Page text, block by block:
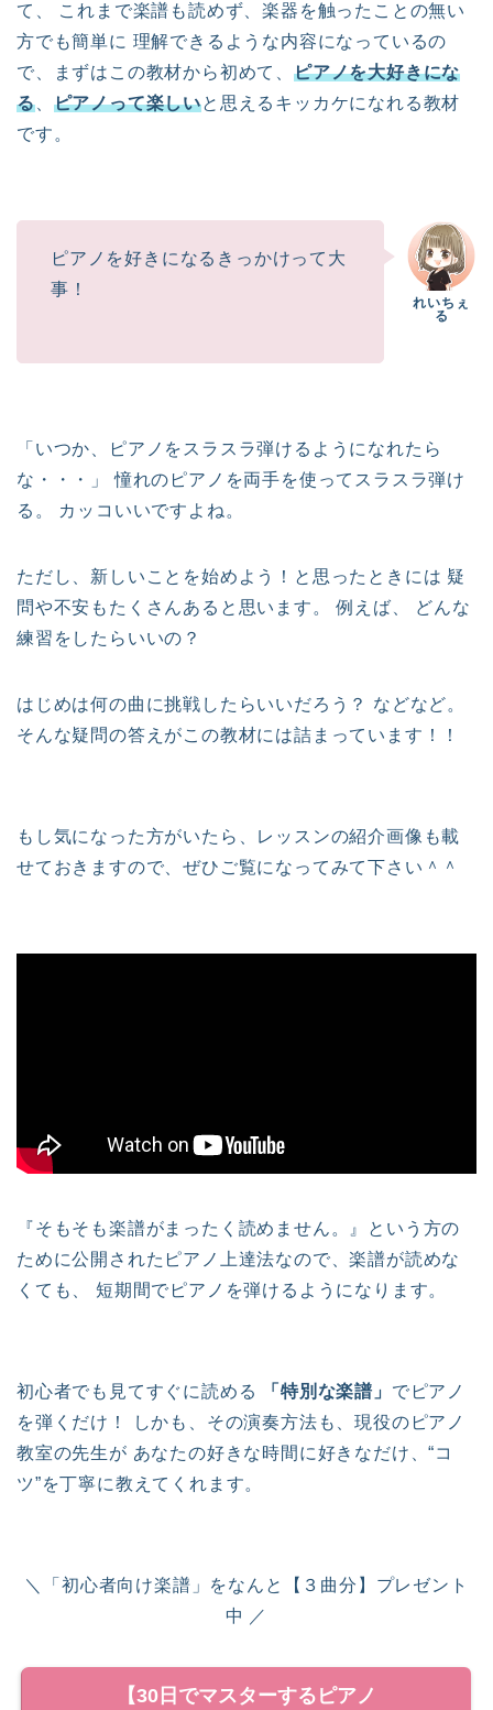
て、 これまで楽譜も読めず、楽器を触ったことの無い
方でも簡単に 理解できるような内容になっているの
で、まずはこの教材から初めて、ピアノを大好きにな
る、 ピアノって楽しいと思えるキッカケになれる教材
です。
ピアノを好きになるきっかけって大
事！
「いつか、ピアノをスラスラ弾けるようになれたら
な・・・」 憧れのピアノを両手を使ってスラスラ弾け
る。 カッコいいですよね。
ただし、新しいことを始めよう！と思ったときには 疑
問や不安もたくさんあると思います。 例えば、 どんな
練習をしたらいいの？
はじめは何の曲に挑戦したらいいだろう？ などなど。
そんな疑問の答えがこの教材には詰まっています！！
もし気になった方がいたら、レッスンの紹介画像も載
せておきますので、ぜひご覧になってみて下さい＾＾
『そもそも楽譜がまったく読めません。』という方の
ために公開されたピアノ上達法なので、楽譜が読めな
くても、 短期間でピアノを弾けるようになります。
初心者でも見てすぐに読める 「特別な楽譜」 でピアノ
を弾くだけ！ しかも、その演奏方法も、現役のピアノ
教室の先生が あなたの好きな時間に好きなだけ、“コ
ツ”を丁寧に教えてくれます。
＼「初心者向け楽譜」をなんと【３曲分】プレゼント
中 ／
【30日でマスターするピアノ